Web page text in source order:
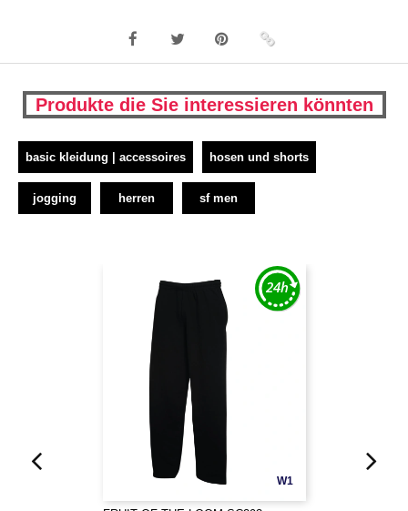
Produkte die Sie interessieren könnten
basic kleidung | accessoires hosen und shorts
jogging herren sf men
W1